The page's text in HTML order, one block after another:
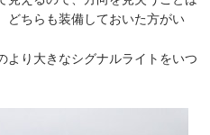
どちらも装備しておいた方がい
より大きなシグナルライトをいつ